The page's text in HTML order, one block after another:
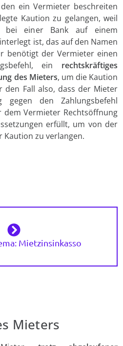
ein Vermieter beschreiten
Kaution zu gelangen, weil
bei einer Bank auf einem
ist, das auf den Namen
benötigt der Vermieter einen
ein rechtskräftiges
des Mieters, um die Kaution
den Fall also, dass der Mieter
gegen den Zahlungsbefehl
Vermieter Rechtsöffnung
erfüllt, um von der
Kaution zu verlangen.
Mietzinsinkasso
Mieters